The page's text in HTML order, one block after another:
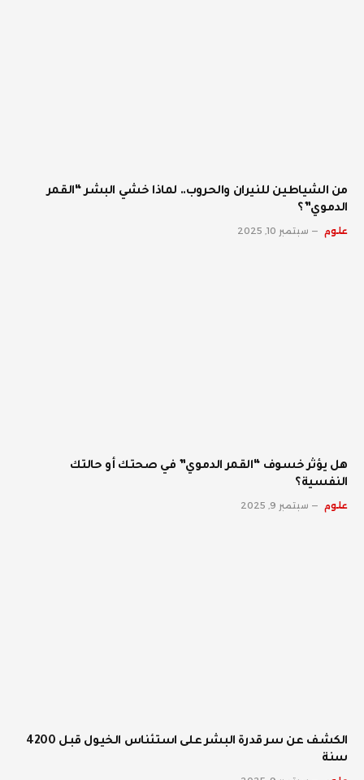
من الشياطين للنيران والحروب.. لماذا خشي البشر “القمر
الدموي”؟
علوم سبتمبر 10, 2025
هل يؤثر خسوف “القمر الدموي” في صحتك أو حالتك
النفسية؟
علوم سبتمبر 9, 2025
الكشف عن سر قدرة البشر على استئناس الخيول قبل 4200
سنة